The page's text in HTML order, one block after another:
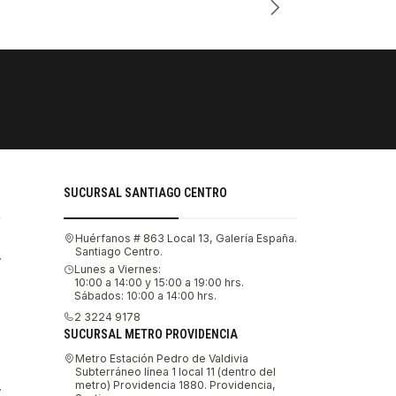
SUCURSAL SANTIAGO CENTRO
Huérfanos # 863 Local 13, Galería España.
Santiago Centro.
Lunes a Viernes:
10:00 a 14:00 y 15:00 a 19:00 hrs.
Sábados: 10:00 a 14:00 hrs.
2 3224 9178
SUCURSAL METRO PROVIDENCIA
Metro Estación Pedro de Valdivia
Subterráneo línea 1 local 11 (dentro del
metro) Providencia 1880. Providencia,